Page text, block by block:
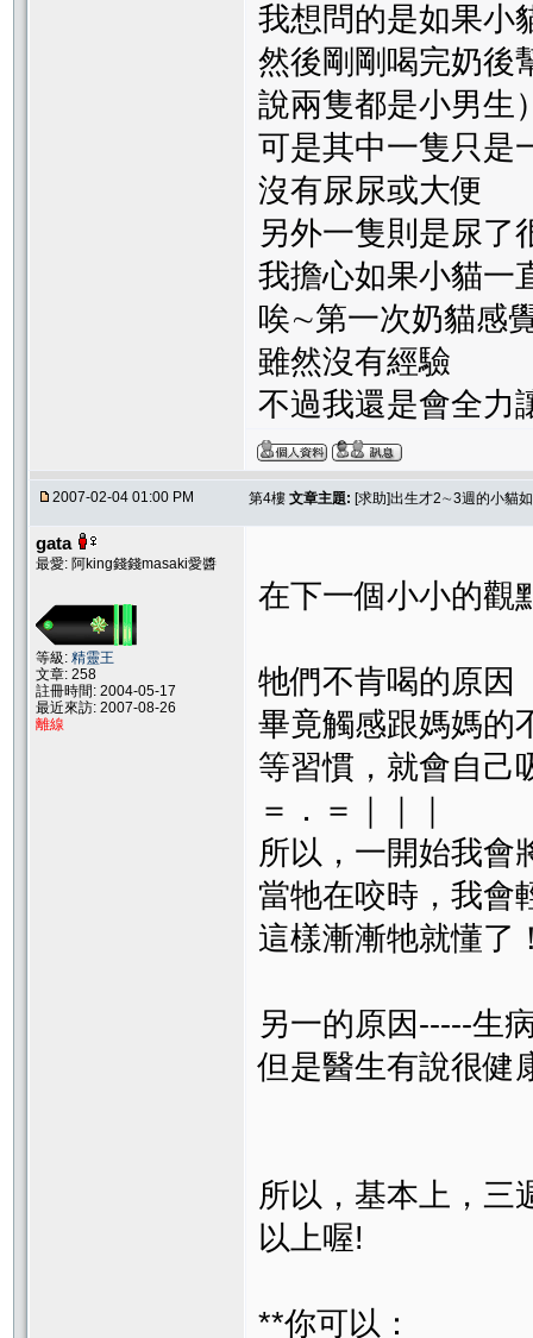
我想問的是如果小
然後剛剛喝完奶後
說兩隻都是小男生
可是其中一隻只是
沒有尿尿或大便
另外一隻則是尿了
我擔心如果小貓一
唉∼第一次奶貓感
雖然沒有經驗
不過我還是會全力
2007-02-04 01:00 PM 第4樓 文章主題: [求助]出生才2∼3週的小貓
gata
最愛: 阿king錢錢masaki愛醬
等級: 精靈王
文章: 258
註冊時間: 2004-05-17
最近來訪: 2007-08-26
離線
在下一個小小的觀
牠們不肯喝的原
畢竟觸感跟媽媽的
等習慣，就會自己
＝．＝｜｜｜
所以，一開始我會
當牠在咬時，我會
這樣漸漸牠就懂了
另一的原因-----生
但是醫生有說很健
所以，基本上，三
以上喔!
**你可以：